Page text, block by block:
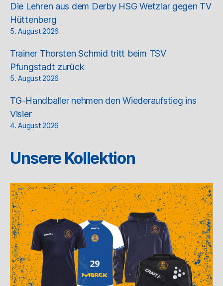
Die Lehren aus dem Derby HSG Wetzlar gegen TV
Hüttenberg
5. August 2026
Trainer Thorsten Schmid tritt beim TSV
Pfungstadt zurück
5. August 2026
TG-Handballer nehmen den Wiederaufstieg ins
Visier
4. August 2026
Unsere Kollektion